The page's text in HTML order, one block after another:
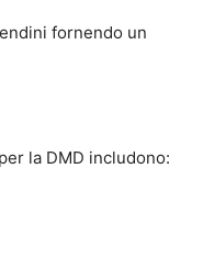
fornendo un
la DMD includono: